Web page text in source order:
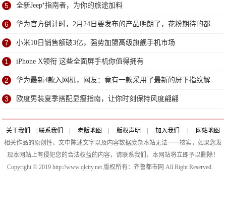
之无愧
5 全新Jeep⁺指南者，为你的旅途加料
6 华为官方倒计时，2月24日要发布的产品明朗了，花粉期待的都
来了
7 小米10日销售额破3亿，强势加盟高级旗舰手机市场
1 iPhone X领衔 这些全面屏手机你值得拥有
2 华为最新4款入网机，网友：竟有一款采用了最新的屏下指纹解
锁
3 欧度男装夏季搭配显瘦指南，让你时刻保持风度翩翩
关于我们 联系我们 老版地图 版权声明 加入我们
网站地图
相关作品的原创性、文中陈述文字以及内容数据庞杂本站无法一一核实，如果您发
现本网站上有侵犯您的合法权益的内容，请联系我们，本网站将立即予以删除！
Copyright © 2019 http://www.qlcity.net 版权所有：齐鲁都市网 All Right Reserved.